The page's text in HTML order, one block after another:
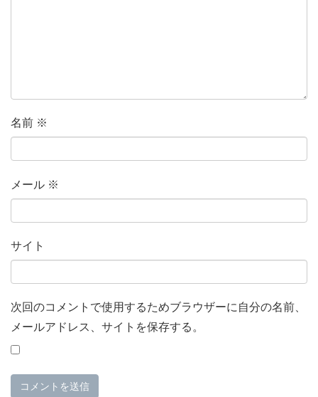
名前 ※
メール ※
サイト
次回のコメントで使用するためブラウザーに自分の名前、
メールアドレス、サイトを保存する。